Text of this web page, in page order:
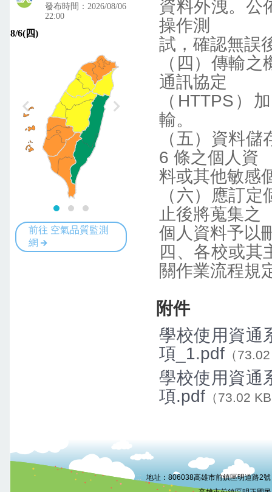
資料外洩。公
操作測
試，確認無誤
（四）傳輸
通訊協定
（HTTPS）
輸。
（五）資料
6 條之個人資
料或其他敏感
（六）應訂
止後將蒐集之
個人資料予以
四、各校或其
關作業流程規
附件
學校使用資通
項_1.pdf （
學校使用資通
項.pdf （73.02
:::
地址：806038高雄市前鎮區明道路2